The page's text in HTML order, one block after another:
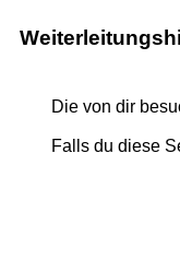
Die von dir
Falls du diese